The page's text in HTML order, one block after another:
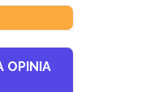
OPINIA